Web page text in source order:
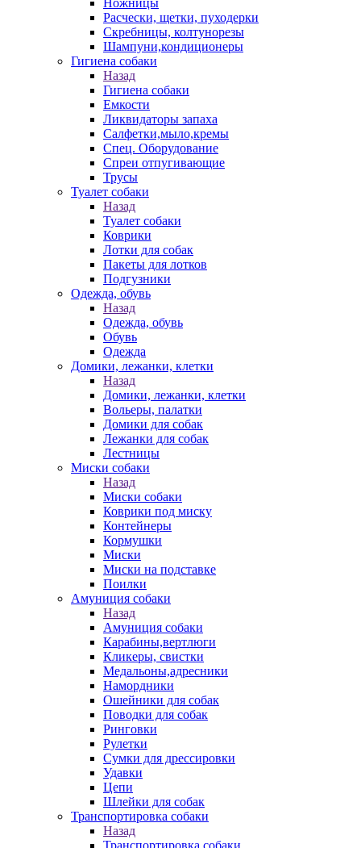
Ножницы
Расчески, щетки, пуходерки
Скребницы, колтунорезы
Шампуни,кондиционеры
Гигиена собаки
Назад
Гигиена собаки
Емкости
Ликвидаторы запаха
Салфетки,мыло,кремы
Спец. Оборудование
Спреи отпугивающие
Трусы
Туалет собаки
Назад
Туалет собаки
Коврики
Лотки для собак
Пакеты для лотков
Подгузники
Одежда, обувь
Назад
Одежда, обувь
Обувь
Одежда
Домики, лежанки, клетки
Назад
Домики, лежанки, клетки
Вольеры, палатки
Домики для собак
Лежанки для собак
Лестницы
Миски собаки
Назад
Миски собаки
Коврики под миску
Контейнеры
Кормушки
Миски
Миски на подставке
Поилки
Амуниция собаки
Назад
Амуниция собаки
Карабины,вертлюги
Кликеры, свистки
Медальоны,адресники
Намордники
Ошейники для собак
Поводки для собак
Ринговки
Рулетки
Сумки для дрессировки
Удавки
Цепи
Шлейки для собак
Транспортировка собаки
Назад
Транспортировка собаки